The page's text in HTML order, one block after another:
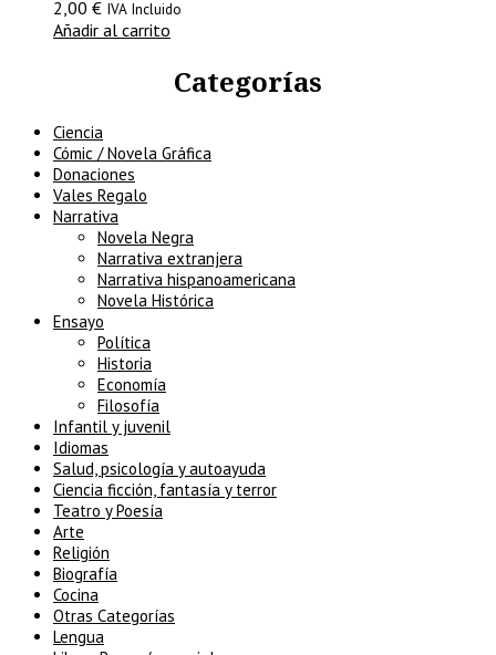
2,00 € IVA Incluido
Añadir al carrito
Categorías
Ciencia
Cómic / Novela Gráfica
Donaciones
Vales Regalo
Narrativa
Novela Negra
Narrativa extranjera
Narrativa hispanoamericana
Novela Histórica
Ensayo
Política
Historia
Economía
Filosofía
Infantil y juvenil
Idiomas
Salud, psicología y autoayuda
Ciencia ficción, fantasía y terror
Teatro y Poesía
Arte
Religión
Biografía
Cocina
Otras Categorías
Lengua